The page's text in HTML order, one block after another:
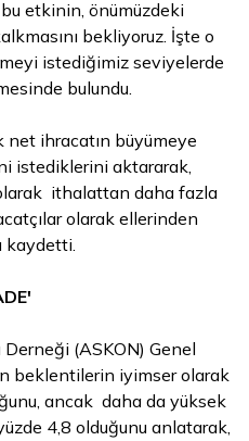
etkinin, önümüzdeki
bekliyoruz. İşte o
istediğimiz seviyelerde
bulundu.
net ihracatın büyümeye
istediklerini aktararak,
ithalattan daha fazla
olarak ellerinden
kaydetti.
Derneği (ASKON) Genel
beklentilerin iyimser olarak
ancak daha da yüksek
4,8 olduğunu anlatarak,